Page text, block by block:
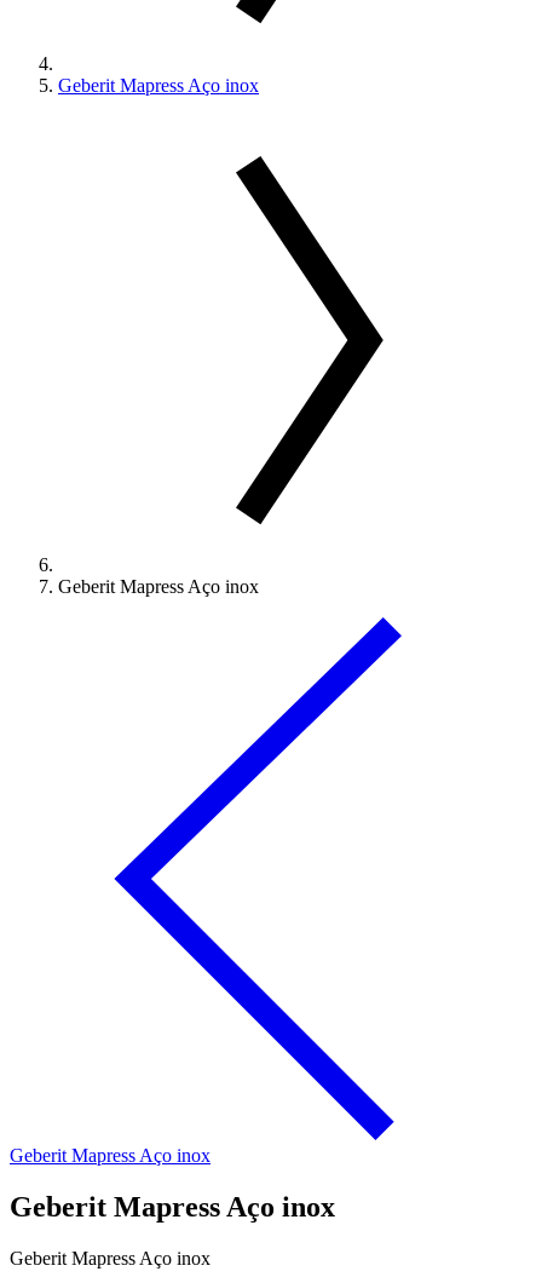
Geberit Mapress Aço inox
Geberit Mapress Aço inox
Geberit Mapress Aço inox
Geberit Mapress Aço inox
Geberit Mapress Aço inox